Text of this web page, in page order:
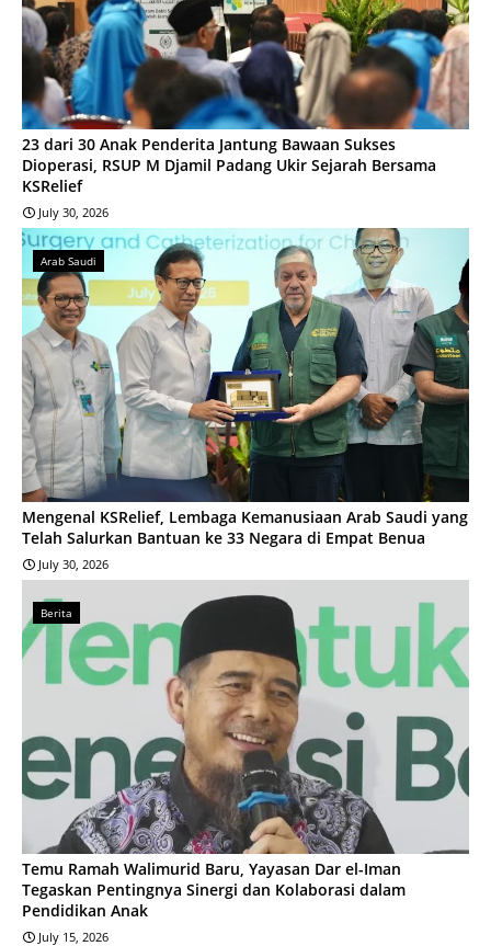
23 dari 30 Anak Penderita Jantung Bawaan Sukses
Dioperasi, RSUP M Djamil Padang Ukir Sejarah Bersama
KSRelief
July 30, 2026
Arab Saudi
Mengenal KSRelief, Lembaga Kemanusiaan Arab Saudi yang
Telah Salurkan Bantuan ke 33 Negara di Empat Benua
July 30, 2026
Berita
Temu Ramah Walimurid Baru, Yayasan Dar el-Iman
Tegaskan Pentingnya Sinergi dan Kolaborasi dalam
Pendidikan Anak
July 15, 2026